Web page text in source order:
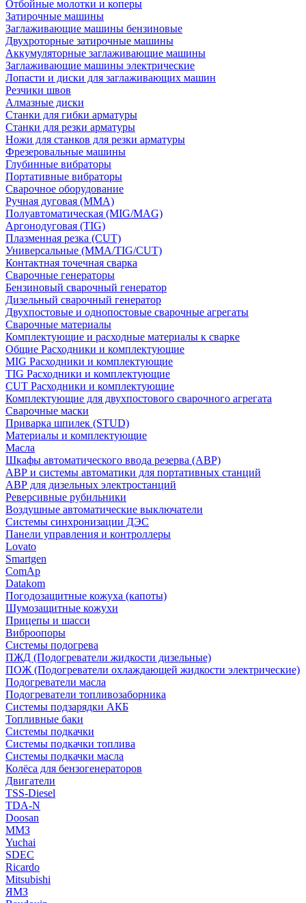
Отбойные молотки и коперы
Затирочные машины
Заглаживающие машины бензиновые
Двухроторные затирочные машины
Аккумуляторные заглаживающие машины
Заглаживающие машины электрические
Лопасти и диски для заглаживающих машин
Резчики швов
Алмазные диски
Станки для гибки арматуры
Станки для резки арматуры
Ножи для станков для резки арматуры
Фрезеровальные машины
Глубинные вибраторы
Портативные вибраторы
Сварочное оборудование
Ручная дуговая (MMA)
Полуавтоматическая (MIG/MAG)
Аргонодуговая (TIG)
Плазменная резка (CUT)
Универсальные (MMA/TIG/CUT)
Контактная точечная сварка
Сварочные генераторы
Бензиновый сварочный генератор
Дизельный сварочный генератор
Двухпостовые и однопостовые сварочные агрегаты
Сварочные материалы
Комплектующие и расходные материалы к сварке
Общие Расходники и комплектующие
MIG Расходники и комплектующие
TIG Расходники и комплектующие
CUT Расходники и комплектующие
Комплектующие для двухпостового сварочного агрегата
Сварочные маски
Приварка шпилек (STUD)
Материалы и комплектующие
Масла
Шкафы автоматического ввода резерва (АВР)
АВР и системы автоматики для портативных станций
АВР для дизельных электростанций
Реверсивные рубильники
Воздушные автоматические выключатели
Системы синхронизации ДЭС
Панели управления и контроллеры
Lovato
Smartgen
ComAp
Datakom
Погодозащитные кожуха (капоты)
Шумозащитные кожухи
Прицепы и шасси
Виброопоры
Системы подогрева
ПЖД (Подогреватели жидкости дизельные)
ПОЖ (Подогреватели охлаждающей жидкости электрические)
Подогреватели масла
Подогреватели топливозаборника
Системы подзарядки АКБ
Топливные баки
Системы подкачки
Системы подкачки топлива
Системы подкачки масла
Колёса для бензогенераторов
Двигатели
TSS-Diesel
TDA-N
Doosan
ММЗ
Yuchai
SDEC
Ricardo
Mitsubishi
ЯМЗ